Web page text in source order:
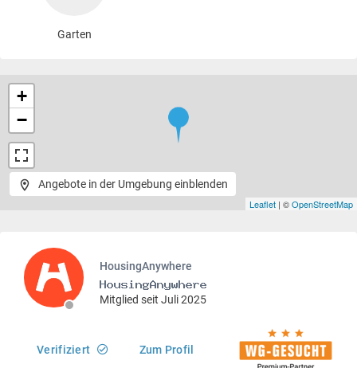
Garten
+
−
Leaflet | ©OpenStreetMap
Angebote in der Umgebung einblenden
HousingAnywhere
Mitglied seit Juli 2025
Verifiziert Zum Profil